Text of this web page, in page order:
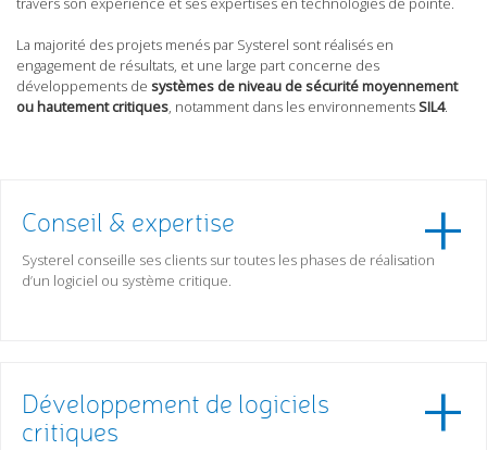
La majorité des projets menés par Systerel sont réalisés en
engagement de résultats, et une large part concerne des
développements de systèmes de niveau de sécurité moyennement
ou hautement critiques, notamment dans les environnementsSIL4.
Conseil & expertise
Systerel conseille ses clients sur toutes les phases de réalisation
d’un logiciel ou système critique.
Développement de logiciels
critiques